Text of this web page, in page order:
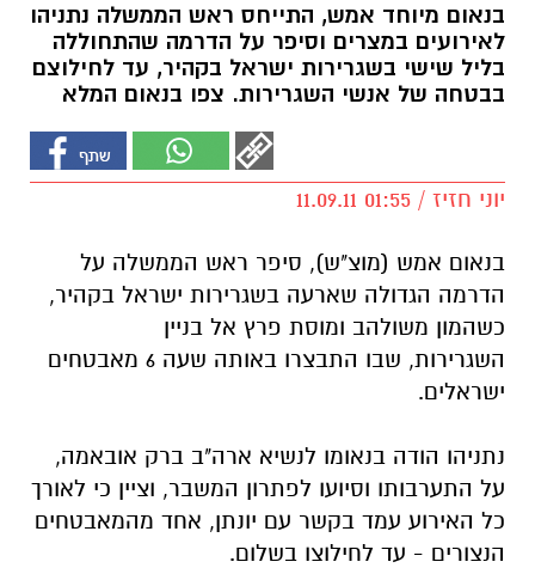
בנאום מיוחד אמש, התייחס ראש הממשלה נתניהו
לאירועים במצרים וסיפר על הדרמה שהתחוללה
בליל שישי בשגרירות ישראל בקהיר, עד לחילוצם
בבטחה של אנשי השגרירות. צפו בנאום המלא
יוני חזיז / 01:55 11.09.11
בנאום אמש (מוצ"ש), סיפר ראש הממשלה על
הדרמה הגדולה שארעה בשגרירות ישראל בקהיר,
כשהמון משולהב ומוסת פרץ אל בניין
השגרירות, שבו התבצרו באותה שעה 6 מאבטחים
ישראלים.
נתניהו הודה בנאומו לנשיא ארה"ב ברק אובאמה,
על התערבותו וסיועו לפתרון המשבר, וציין כי לאורך
כל האירוע עמד בקשר עם יונתן, אחד מהמאבטחים
הנצורים - עד לחילוצו בשלום.